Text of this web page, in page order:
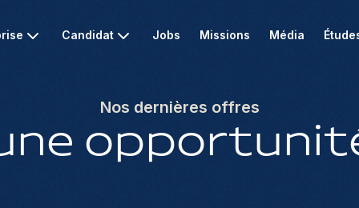
Candidat Jobs Missions Média
Nos dernières offres